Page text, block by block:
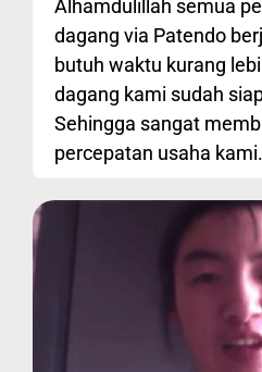
Alhamdulillah semua
dagang via Patendo
butuh waktu kurang
dagang kami sudah
Sehingga sangat
percepatan usaha kami.